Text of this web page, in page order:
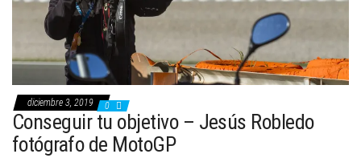
diciembre 3, 2019 0
Conseguir tu objetivo – Jesús Robledo
fotógrafo de MotoGP